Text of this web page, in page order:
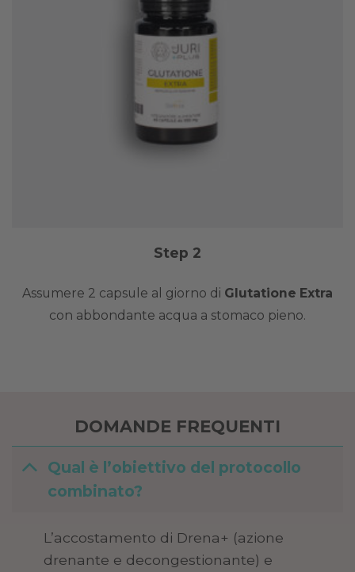
Step 2
Assumere 2 capsule al giorno di Glutatione Extra
con abbondante acqua a stomaco pieno.
DOMANDE FREQUENTI
Qual è l’obiettivo del protocollo
combinato?
L’accostamento di Drena+ (azione
drenante e decongestionante) e